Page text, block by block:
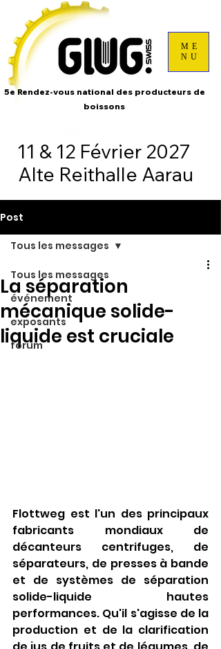
ME
NU
11 & 12 Février 2027
Alte Reithalle Aarau
5e Rendez-vous national des producteurs de
boissons
Post
Tous les messages
événement
exposants
forum
Tous les messages
La séparation
mécanique solide-
liquide est cruciale
Flottweg est l'un des principaux
fabricants mondiaux de
décanteurs centrifuges, de
séparateurs, de presses à bande
et de systèmes de séparation
solide-liquide hautes
performances. Qu'il s'agisse de la
production et de la clarification